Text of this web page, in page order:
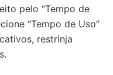
pelo “Tempo de
“Tempo de Uso”
restrinja